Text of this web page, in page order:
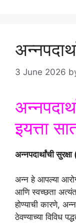
3 June 2026
इयत्ता
अन्नपदार्थांची
अन्न हे आपल्या
आणि स्वच्छता अत्यंत
होण्याची कारणे,
ठेवण्याच्या विविध